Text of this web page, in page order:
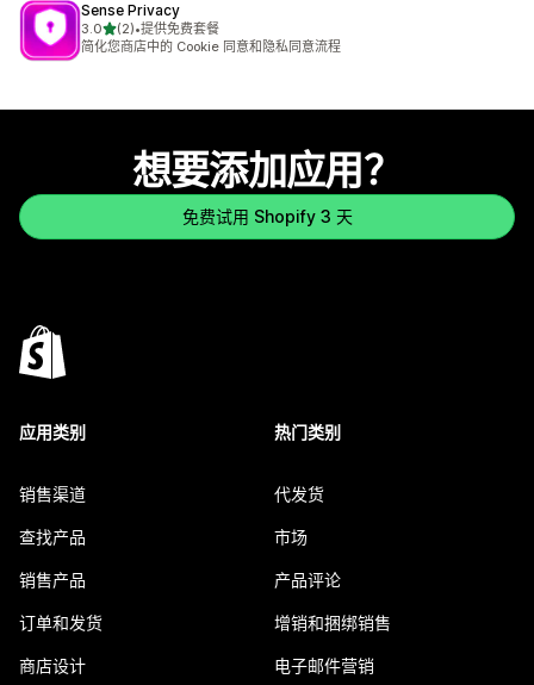
Sense Privacy
3.0星（满分 5 星）
(2)
总共 2 条评论
•提供免费套餐
简化您商店中的 Cookie 同意和隐私同意流程
想要添加应用？
免费试用 Shopify 3 天
应用类别
销售渠道
查找产品
销售产品
订单和发货
商店设计
热门类别
代发货
市场
产品评论
增销和捆绑销售
电子邮件营销